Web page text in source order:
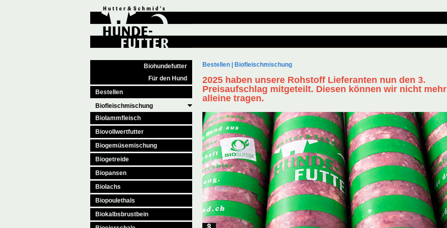
Biohundefutter
Für den Hund
Bestellen
Biofleischmischung
Biolammfleisch
Biovollwertfutter
Biogemüsemischung
Biogetreide
Biopansen
Biolachs
Biopoulethals
Biokalbsbrustbein
Bestellen Biofleischmischung
2025 haben unsere Rohstoff Lieferanten nun den 3.
Preisaufschlag mitgeteilt. Diesen können wir nicht mehr
alleine tragen.